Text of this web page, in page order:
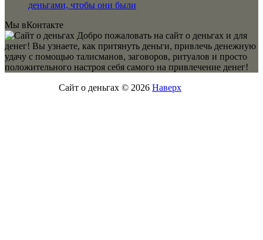
деньгами, чтобы они были
Мы вКонтакте
Добро пожаловать на сайт о деньгах и для
денег! Вы узнаете, как притянуть деньги, привлечь денежную
удачу с помощью талисманов, заговоров, ритуалов и просто
положительного настроя себя самого на привлечение денег!
Сайт о деньгах © 2026 Наверх